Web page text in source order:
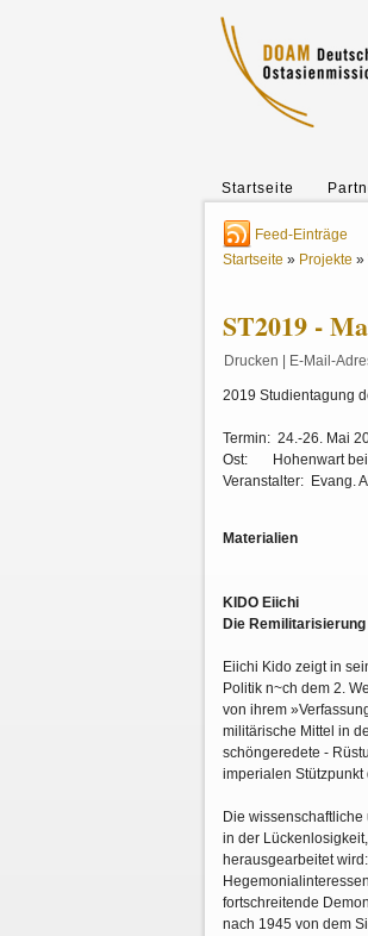
Startseite
Feed-Einträge
Startseite » Projekte »
ST2019 -
Drucken E-Mail-
2019 Studientagung
Termin: 24.-26. Mai
Ost: Hohenwart bei
Veranstalter: Evang.
Materialien
KIDO Eiichi
Die
Eiichi Kido zeigt in
Politik n~ch dem 2.
von ihrem
militärische Mittel in
schöngeredete -
imperialen Stützpunkt
Die
in der
herausgearbeitet
fortschreitende
nach 1945 von dem